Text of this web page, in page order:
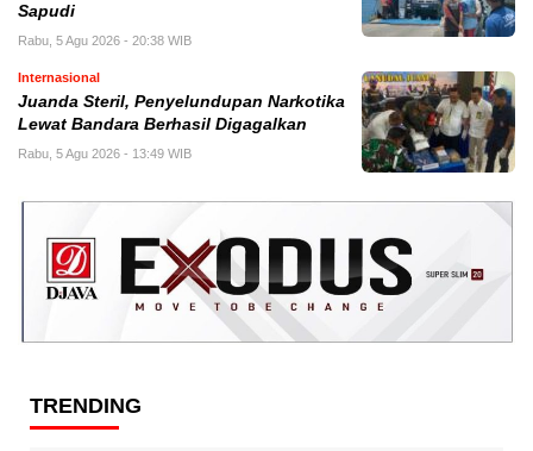
Sapudi
Rabu, 5 Agu 2026 - 20:38 WIB
Internasional
Juanda Steril, Penyelundupan Narkotika
Lewat Bandara Berhasil Digagalkan
Rabu, 5 Agu 2026 - 13:49 WIB
TRENDING